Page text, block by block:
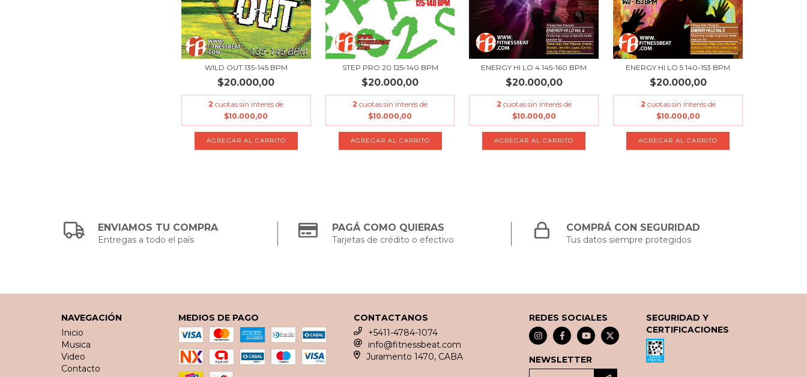
WILD OUT 135-145 BPM
$20.000,00
2 cuotas sin interés de
$10.000,00
STEP PRO 20 125-140 BPM
$20.000,00
2 cuotas sin interés de
$10.000,00
ENERGY HI LO 4 145-160 BPM
$20.000,00
2 cuotas sin interés de
$10.000,00
ENERGY HI LO 5 140-153 BPM
$20.000,00
2 cuotas sin interés de
$10.000,00
ENVIAMOS TU COMPRA
Entregas a todo el país
PAGÁ COMO QUIERAS
Tarjetas de crédito o efectivo
COMPRÁ CON SEGURIDAD
Tus datos siempre protegidos
NAVEGACIÓN
Inicio
Musica
Video
Contacto
MEDIOS DE PAGO
CONTACTANOS
+5411-4784-1074
info@fitnessbeat.com
Juramento 1470, CABA
REDES SOCIALES
NEWSLETTER
SEGURIDAD Y
CERTIFICACIONES